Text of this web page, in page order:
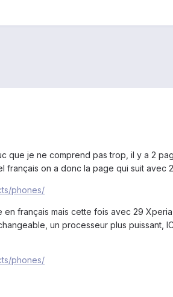
que je ne comprend pas trop, il y a 2
français on a donc la page qui suit avec
phones/
en français mais cette fois avec 29
un processeur plus puissant,
phones/